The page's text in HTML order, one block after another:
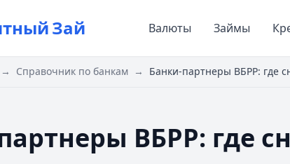
Зай Валюты Займы
→ Справочник по банкам → Банки-партнеры ВБРР: где
ВБРР: где